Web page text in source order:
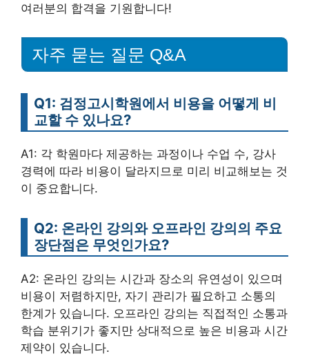
여러분의 합격을 기원합니다!
자주 묻는 질문 Q&A
Q1: 검정고시학원에서 비용을 어떻게 비
교할 수 있나요?
A1: 각 학원마다 제공하는 과정이나 수업 수, 강사
경력에 따라 비용이 달라지므로 미리 비교해보는 것
이 중요합니다.
Q2: 온라인 강의와 오프라인 강의의 주요
장단점은 무엇인가요?
A2: 온라인 강의는 시간과 장소의 유연성이 있으며
비용이 저렴하지만, 자기 관리가 필요하고 소통의
한계가 있습니다. 오프라인 강의는 직접적인 소통과
학습 분위기가 좋지만 상대적으로 높은 비용과 시간
제약이 있습니다.